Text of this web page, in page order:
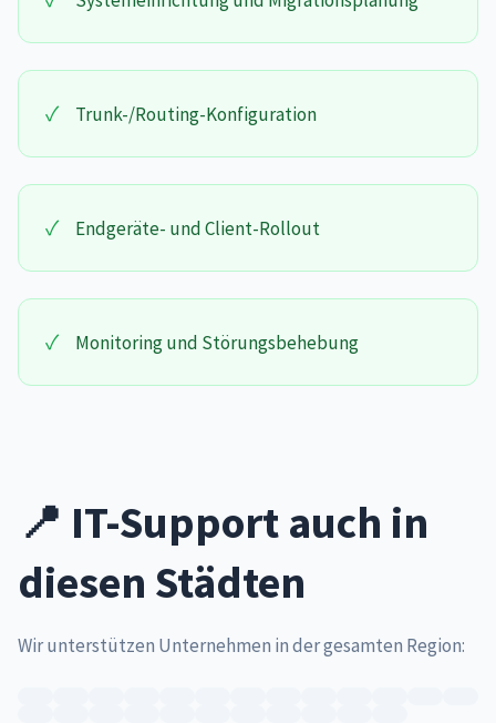
✓ Trunk-/Routing-Konfiguration
✓ Endgeräte- und Client-Rollout
✓ Monitoring und Störungsbehebung
📍 IT-Support auch in
diesen Städten
Wir unterstützen Unternehmen in der gesamten Region: